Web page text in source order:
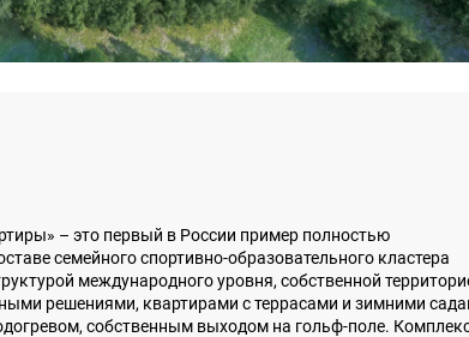
– это первый в России пример полностью
семейного спортивно-образовательного кластера
международного уровня, собственной
решениями, квартирами с террасами и зимними
собственным выходом на гольф-поле.